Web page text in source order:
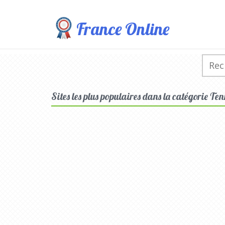
France Online
Sites les plus populaires dans la catégorie